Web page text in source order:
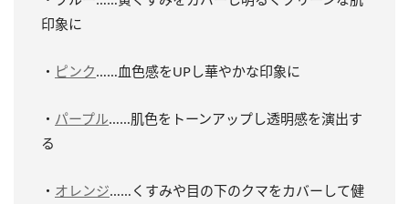
印象に
・ ピンク……血色感をUPし華やかな印象に
・ パープル……肌色をトーンアップし透明感を演出す
る
・ オレンジ……くすみや目の下のクマをカバーして健